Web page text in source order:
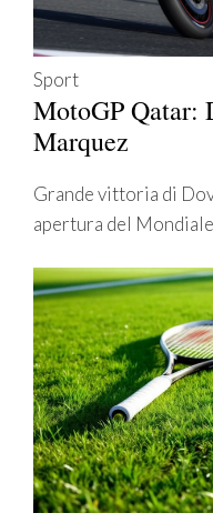
Sport
MotoGP Qatar:
Marquez
Grande vittoria di
apertura del Mondiale